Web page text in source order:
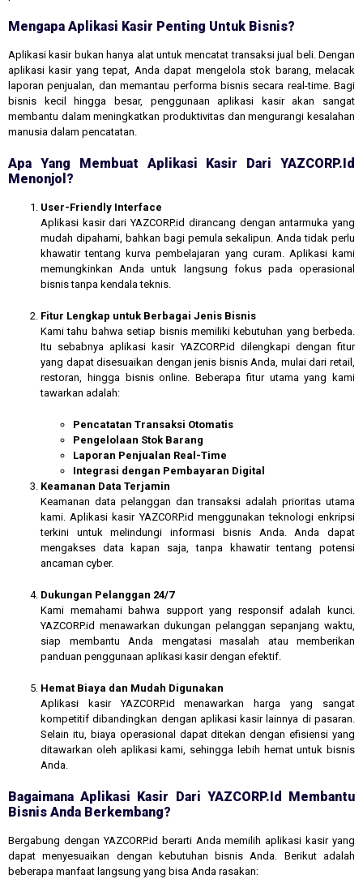
Mengapa Aplikasi Kasir Penting Untuk Bisnis?
Aplikasi kasir bukan hanya alat untuk mencatat transaksi jual beli. Dengan
aplikasi kasir yang tepat, Anda dapat mengelola stok barang, melacak
laporan penjualan, dan memantau performa bisnis secara real-time. Bagi
bisnis kecil hingga besar, penggunaan aplikasi kasir akan sangat
membantu dalam meningkatkan produktivitas dan mengurangi kesalahan
manusia dalam pencatatan.
Apa Yang Membuat Aplikasi Kasir Dari YAZCORP.id
Menonjol?
User-Friendly Interface
Aplikasi kasir dari YAZCORP.id dirancang dengan antarmuka yang
mudah dipahami, bahkan bagi pemula sekalipun. Anda tidak perlu
khawatir tentang kurva pembelajaran yang curam. Aplikasi kami
memungkinkan Anda untuk langsung fokus pada operasional
bisnis tanpa kendala teknis.
Fitur Lengkap untuk Berbagai Jenis Bisnis
Kami tahu bahwa setiap bisnis memiliki kebutuhan yang berbeda.
Itu sebabnya aplikasi kasir YAZCORP.id dilengkapi dengan fitur
yang dapat disesuaikan dengan jenis bisnis Anda, mulai dari retail,
restoran, hingga bisnis online. Beberapa fitur utama yang kami
tawarkan adalah:
Pencatatan Transaksi Otomatis
Pengelolaan Stok Barang
Laporan Penjualan Real-Time
Integrasi dengan Pembayaran Digital
Keamanan Data Terjamin
Keamanan data pelanggan dan transaksi adalah prioritas utama
kami. Aplikasi kasir YAZCORP.id menggunakan teknologi enkripsi
terkini untuk melindungi informasi bisnis Anda. Anda dapat
mengakses data kapan saja, tanpa khawatir tentang potensi
ancaman cyber.
Dukungan Pelanggan 24/7
Kami memahami bahwa support yang responsif adalah kunci.
YAZCORP.id menawarkan dukungan pelanggan sepanjang waktu,
siap membantu Anda mengatasi masalah atau memberikan
panduan penggunaan aplikasi kasir dengan efektif.
Hemat Biaya dan Mudah Digunakan
Aplikasi kasir YAZCORP.id menawarkan harga yang sangat
kompetitif dibandingkan dengan aplikasi kasir lainnya di pasaran.
Selain itu, biaya operasional dapat ditekan dengan efisiensi yang
ditawarkan oleh aplikasi kami, sehingga lebih hemat untuk bisnis
Anda.
Bagaimana Aplikasi Kasir Dari YAZCORP.id Membantu
Bisnis Anda Berkembang?
Bergabung dengan YAZCORP.id berarti Anda memilih aplikasi kasir yang
dapat menyesuaikan dengan kebutuhan bisnis Anda. Berikut adalah
beberapa manfaat langsung yang bisa Anda rasakan: